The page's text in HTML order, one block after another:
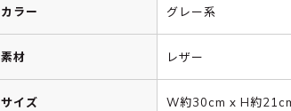
カラー グレー系
素材 レザー
サイズ
W約30cm x H約